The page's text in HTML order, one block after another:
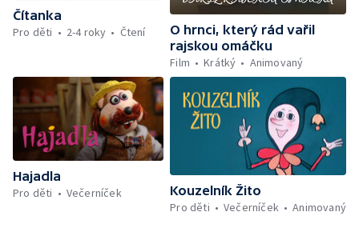
Čítanka
Pro děti
2-4 roky Čtení
O hrnci, který rád vařil
rajskou omáčku
Film
Krátký Animovaný
Hajadla
Pro děti
Večerníček
Kouzelník Žito
Pro děti
Večerníček Animovaný